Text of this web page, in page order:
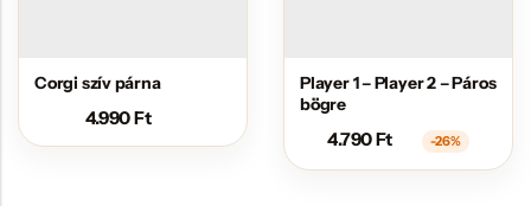
Corgi szív párna
4.990Ft
Player 1 – Player 2 – Páros
bögre
4.790Ft -26%